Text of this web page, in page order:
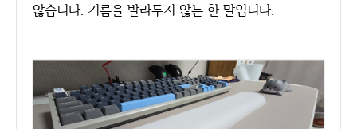
않습니다. 기름을 발라두지 않는 한 말입니다.